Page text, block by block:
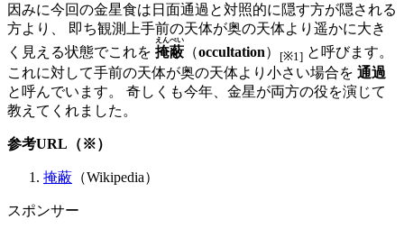
因みに今回の金星食は日面通過と対照的に隠す方が隠される
方より、 即ち観測上手前の天体が奥の天体より遥かに大き
く見える状態でこれを 掩蔽
えんぺい
（occultation） [※1] と呼びます。
これに対して手前の天体が奥の天体より小さい場合を 通過
と呼んでいます。 奇しくも今年、金星が両方の役を演じて
教えてくれました。
参考URL（※）
掩蔽 （Wikipedia）
スポンサー